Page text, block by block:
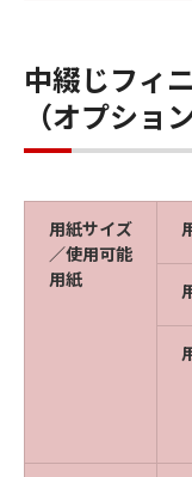
中綴じフィ
（オプション
用紙サイズ
／使用可能
用紙